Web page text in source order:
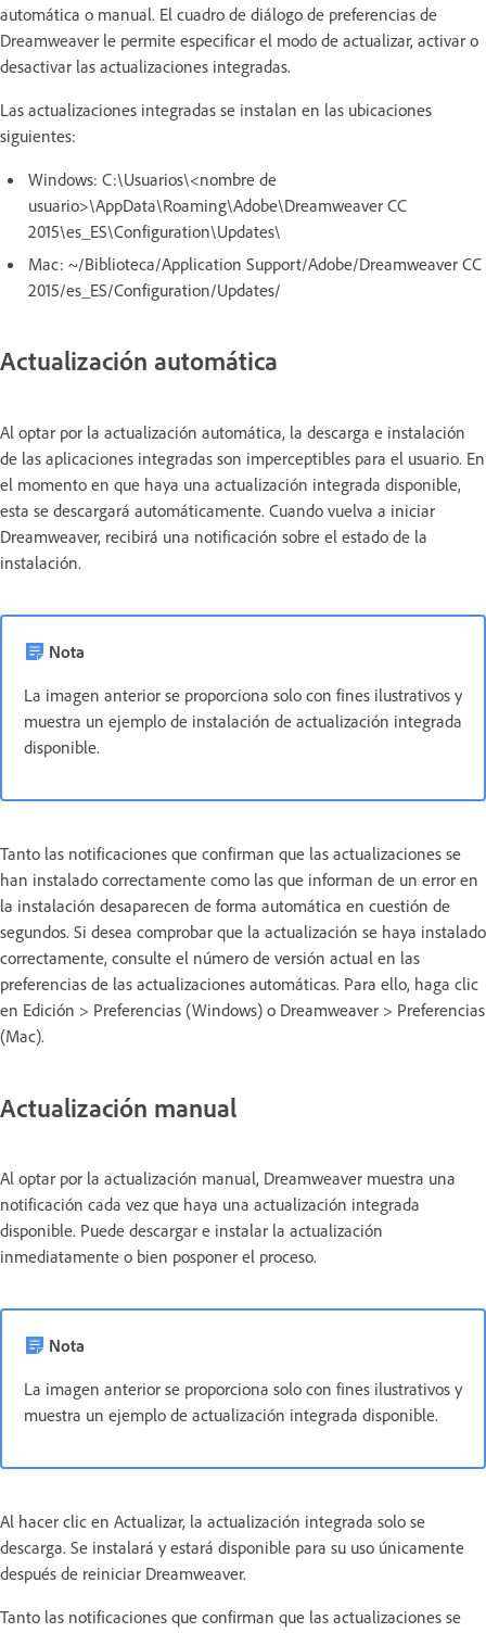
automática o manual. El cuadro de diálogo de preferencias de
Dreamweaver le permite especificar el modo de actualizar, activar o
desactivar las actualizaciones integradas.
Las actualizaciones integradas se instalan en las ubicaciones
siguientes:
Windows: C:\Usuarios\<nombre de
usuario>\AppData\Roaming\Adobe\Dreamweaver CC
2015\es_ES\Configuration\Updates\
Mac: ~/Biblioteca/Application Support/Adobe/Dreamweaver CC
2015/es_ES/Configuration/Updates/
Actualización automática
Al optar por la actualización automática, la descarga e instalación
de las aplicaciones integradas son imperceptibles para el usuario. En
el momento en que haya una actualización integrada disponible,
esta se descargará automáticamente. Cuando vuelva a iniciar
Dreamweaver, recibirá una notificación sobre el estado de la
instalación.
Nota
La imagen anterior se proporciona solo con fines ilustrativos y
muestra un ejemplo de instalación de actualización integrada
disponible.
Tanto las notificaciones que confirman que las actualizaciones se
han instalado correctamente como las que informan de un error en
la instalación desaparecen de forma automática en cuestión de
segundos. Si desea comprobar que la actualización se haya instalado
correctamente, consulte el número de versión actual en las
preferencias de las actualizaciones automáticas. Para ello, haga clic
en Edición > Preferencias (Windows) o Dreamweaver > Preferencias
(Mac).
Actualización manual
Al optar por la actualización manual, Dreamweaver muestra una
notificación cada vez que haya una actualización integrada
disponible. Puede descargar e instalar la actualización
inmediatamente o bien posponer el proceso.
Nota
La imagen anterior se proporciona solo con fines ilustrativos y
muestra un ejemplo de actualización integrada disponible.
Al hacer clic en Actualizar, la actualización integrada solo se
descarga. Se instalará y estará disponible para su uso únicamente
después de reiniciar Dreamweaver.
Tanto las notificaciones que confirman que las actualizaciones se